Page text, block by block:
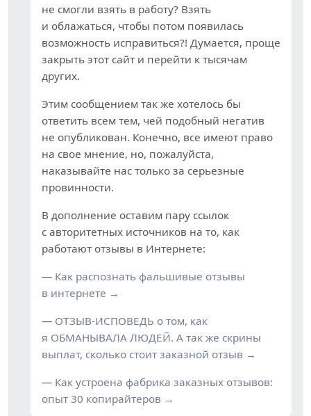
не смогли взять в работу? Взять
и облажаться, чтобы потом появилась
возможность исправиться?! Думается, проще
закрыть этот сайт и перейти к тысячам
других.
Этим сообщением так же хотелось бы
ответить всем тем, чей подобный негатив
не опубликован. Конечно, все имеют право
на свое мнение, но, пожалуйста,
наказывайте нас только за серьезные
провинности.
В дополнение оставим пару ссылок
с авторитетных источников на то, как
работают отзывы в Интернете:
— Как распознать фальшивые отзывы
в интернете →
— ОТЗЫВ-ИСПОВЕДЬ о том, как
я ОБМАНЫВАЛА ЛЮДЕЙ. А так же скрины
выплат, сколько стоит заказной отзыв →
— Как устроена фабрика заказных отзывов:
опыт 30 копирайтеров →